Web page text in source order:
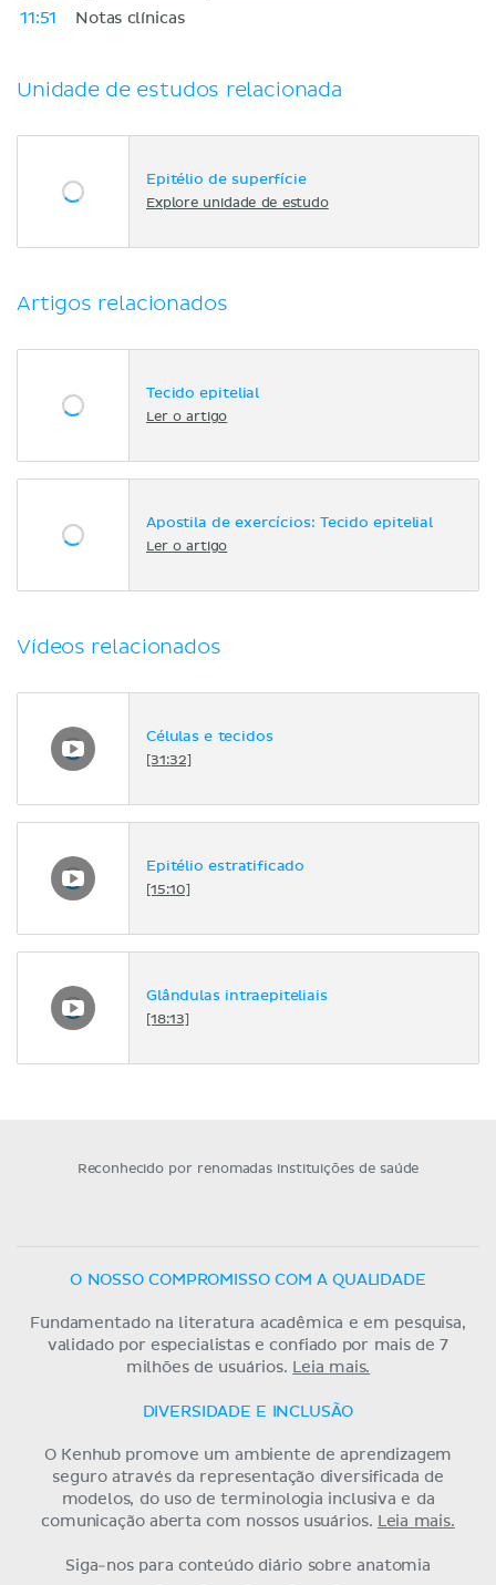
11:51
Notas clínicas
Unidade de estudos relacionada
Epitélio de superfície
Explore unidade de estudo
Artigos relacionados
Tecido epitelial
Ler o artigo
Apostila de exercícios: Tecido epitelial
Ler o artigo
Vídeos relacionados
Células e tecidos
[31:32]
Epitélio estratificado
[15:10]
Glândulas intraepiteliais
[18:13]
Reconhecido por renomadas instituições de saúde
O NOSSO COMPROMISSO COM A QUALIDADE
Fundamentado na literatura acadêmica e em pesquisa,
validado por especialistas e confiado por mais de 7
milhões de usuários.
Leia mais.
DIVERSIDADE E INCLUSÃO
O Kenhub promove um ambiente de aprendizagem
seguro através da representação diversificada de
modelos, do uso de terminologia inclusiva e da
comunicação aberta com nossos usuários.
Leia mais.
Siga-nos para conteúdo diário sobre anatomia